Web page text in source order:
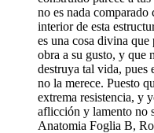
no es nada comparado
interior de esta
es una cosa divina que
obra a su gusto, y que
destruya tal vida, pues
no la merece. Puesto
extrema resistencia, y
aflicción y lamento no
Anatomia Foglia B,